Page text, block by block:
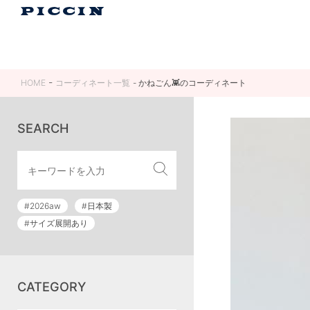
HOME コーディネート一覧 かねごん👾のコーディネート
SEARCH
#2026aw
#日本製
#サイズ展開あり
CATEGORY